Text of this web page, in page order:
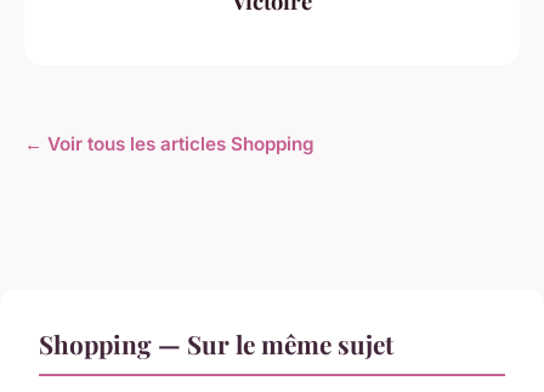
← Voir tous les articles Shopping
Shopping — Sur le même sujet